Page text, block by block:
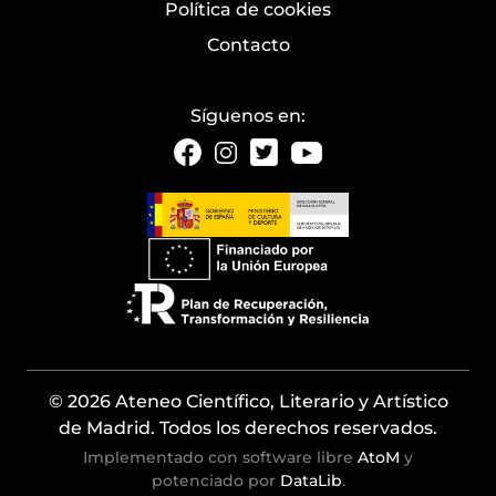
Política de cookies
Contacto
Síguenos en:
© 2026 Ateneo Científico, Literario y Artístico
de Madrid. Todos los derechos reservados.
Implementado con software libre AtoM y
potenciado por DataLib.